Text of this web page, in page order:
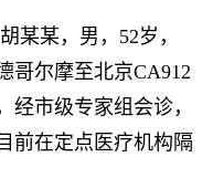
某，男，52岁，
哥尔摩至北京CA912
市级专家组会诊，
前在定点医疗机构隔